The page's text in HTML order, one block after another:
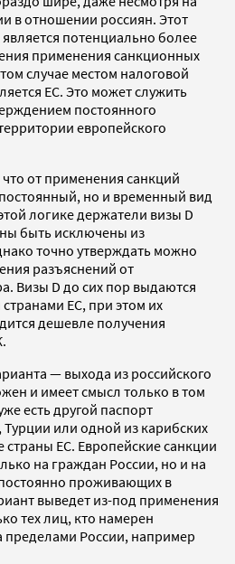
в отношении россиян. Этот
потенциально более
применения санкционных
случае местом налоговой
ЕС. Это может служить
постоянного
европейского
что от применения санкций
но и временный вид
логике держатели визы D
быть исключены из
точно утверждать можно
разъяснений от
Визы D до сих пор выдаются
ЕС, при этом их
дешевле получения
— выхода из российского
и имеет смысл только в том
есть другой паспорт
или одной из карибских
страны ЕС. Европейские санкции
на граждан России, но и на
проживающих в
выведет из-под применения
тех лиц, кто намерен
пределами России, например